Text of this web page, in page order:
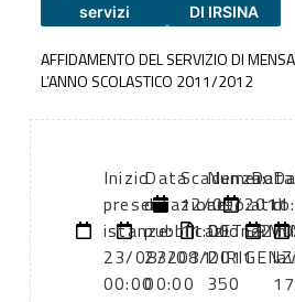
servizi
DI IRSINA
AFFIDAMENTO DEL SERVIZIO DI
L’ANNO SCOLASTICO 2011/2012
Inizio
presentazione
istanze:
23/08/2011
00:00
Data
di
pubblicazione:
23/08/2011
00:00
Scadenza:
12/09/2011
11:00
Numero
atto:
350
Data
atto:
22/
di